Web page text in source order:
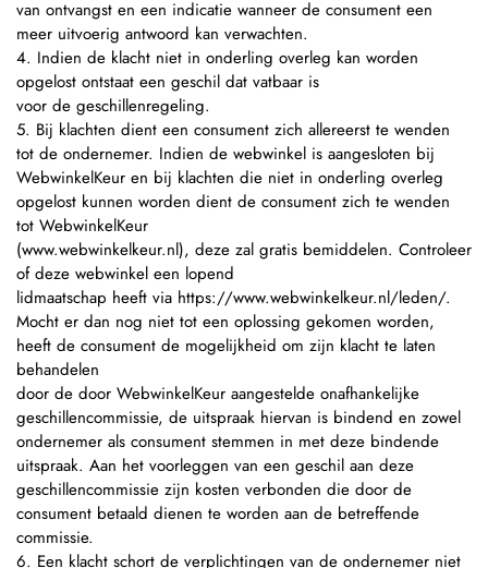
van ontvangst en een indicatie wanneer de consument een
meer uitvoerig antwoord kan verwachten.
4. Indien de klacht niet in onderling overleg kan worden
opgelost ontstaat een geschil dat vatbaar is
voor de geschillenregeling.
5. Bij klachten dient een consument zich allereerst te wenden
tot de ondernemer. Indien de webwinkel is aangesloten bij
WebwinkelKeur en bij klachten die niet in onderling overleg
opgelost kunnen worden dient de consument zich te wenden
tot WebwinkelKeur
(www.webwinkelkeur.nl), deze zal gratis bemiddelen. Controleer
of deze webwinkel een lopend
lidmaatschap heeft via https://www.webwinkelkeur.nl/leden/.
Mocht er dan nog niet tot een oplossing gekomen worden,
heeft de consument de mogelijkheid om zijn klacht te laten
behandelen
door de door WebwinkelKeur aangestelde onafhankelijke
geschillencommissie, de uitspraak hiervan is bindend en zowel
ondernemer als consument stemmen in met deze bindende
uitspraak. Aan het voorleggen van een geschil aan deze
geschillencommissie zijn kosten verbonden die door de
consument betaald dienen te worden aan de betreffende
commissie.
6. Een klacht schort de verplichtingen van de ondernemer niet